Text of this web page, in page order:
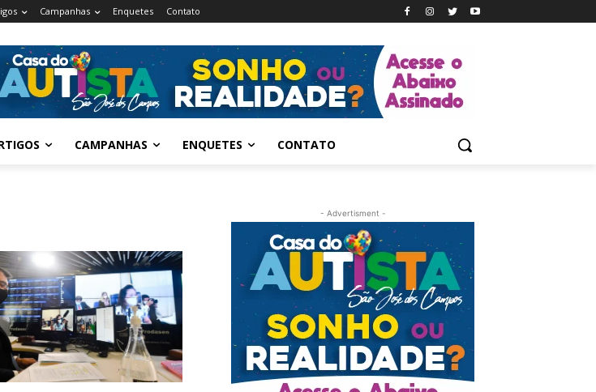
Campanhas Enquetes Contato
CAMPANHAS ENQUETES CONTATO
- Advertisment -